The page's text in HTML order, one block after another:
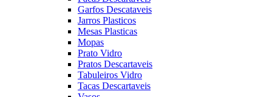
Garfos Descataveis
Jarros Plasticos
Mesas Plasticas
Mopas
Prato Vidro
Pratos Descartaveis
Tabuleiros Vidro
Tacas Descartaveis